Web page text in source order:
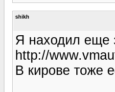
shikh
Я находил еще
http://
В кирове тоже